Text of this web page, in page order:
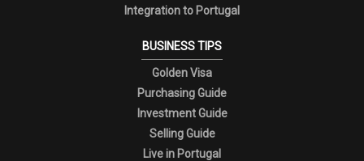
Integration to Portugal
BUSINESS TIPS
Golden Visa
Purchasing Guide
Investment Guide
Selling Guide
Live in Portugal